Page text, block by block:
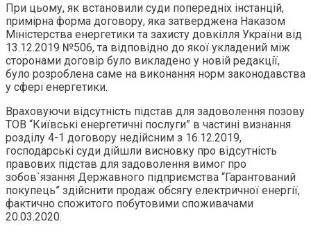
При цьому, як встановили суди попередніх інстанцій,
примірна форма договору, яка затверджена Наказом
Міністерства енергетики та захисту довкілля України від
13.12.2019 №506, та відповідно до якої укладений між
сторонами договір було викладено у новій редакції,
було розроблена саме на виконання норм законодавства
у сфері енергетики.
Враховуючи відсутність підстав для задоволення позову
ТОВ “Київські енергетичні послуги” в частині визнання
розділу 4-1 договору недійсним з 16.12.2019,
господарські суди дійшли висновку про відсутність
правових підстав для задоволення вимог про
зобов`язання Державного підприємства “Гарантований
покупець” здійснити продаж обсягу електричної енергії,
фактично спожитого побутовими споживачами
20.03.2020.